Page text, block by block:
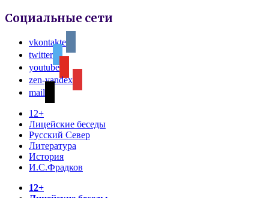
Социальные сети
vkontakte
twitter
youtube
zen-yandex
mail
12+
Лицейские беседы
Русский Север
Литература
История
И.С.Фрадков
12+